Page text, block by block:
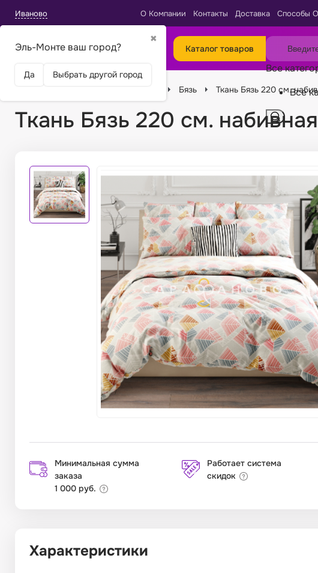
Иваново
✖
Эль-Монте ваш город?
Да Выбрать другой город
О Компании Контакты Доставка Способы
Каталог товаров
Все
Все
Бязь Ткань Бязь 220 см.
Ткань Бязь 220 см.
Минимальная сумма
заказа
1 000 руб.
Работает система
скидок
Характеристики